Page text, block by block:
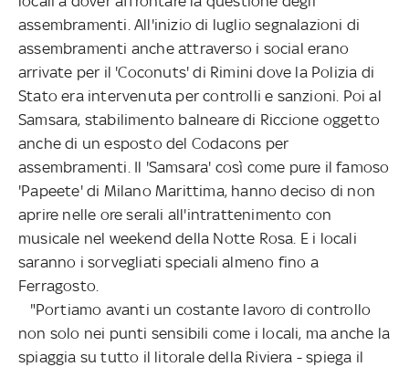
assembramenti. All'inizio di luglio segnalazioni di
assembramenti anche attraverso i social erano
arrivate per il 'Coconuts' di Rimini dove la Polizia di
Stato era intervenuta per controlli e sanzioni. Poi al
Samsara, stabilimento balneare di Riccione oggetto
anche di un esposto del Codacons per
assembramenti. Il 'Samsara' così come pure il famoso
'Papeete' di Milano Marittima, hanno deciso di non
aprire nelle ore serali all'intrattenimento con
musicale nel weekend della Notte Rosa. E i locali
saranno i sorvegliati speciali almeno fino a
Ferragosto.
"Portiamo avanti un costante lavoro di controllo
non solo nei punti sensibili come i locali, ma anche la
spiaggia su tutto il litorale della Riviera - spiega il